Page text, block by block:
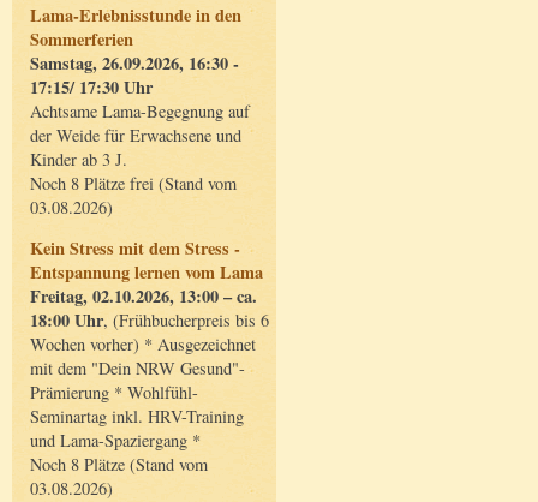
Lama-Erlebnisstunde in den
Sommerferien
Samstag, 26.09.2026, 16:30 -
17:15/ 17:30 Uhr
Achtsame Lama-Begegnung auf
der Weide für Erwachsene und
Kinder ab 3 J.
Noch 8 Plätze frei (Stand vom
03.08.2026)
Kein Stress mit dem Stress -
Entspannung lernen vom Lama
Freitag, 02.10.2026, 13:00 – ca.
18:00 Uhr, (Frühbucherpreis bis 6
Wochen vorher) * Ausgezeichnet
mit dem "Dein NRW Gesund"-
Prämierung * Wohlfühl-
Seminartag inkl. HRV-Training
und Lama-Spaziergang *
Noch 8 Plätze (Stand vom
03.08.2026)